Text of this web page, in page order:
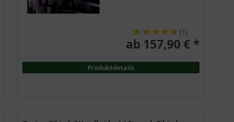
(1 )
ab 157,90 € *
Produktdetails